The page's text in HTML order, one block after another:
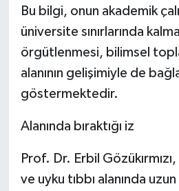
Bu bilgi, onun akademik
üniversite sınırlarında
örgütlenmesi, bilimsel
alanının gelişimiyle de
göstermektedir.
Alanında bıraktığı iz
Prof. Dr. Erbil
ve uyku tıbbı alanında